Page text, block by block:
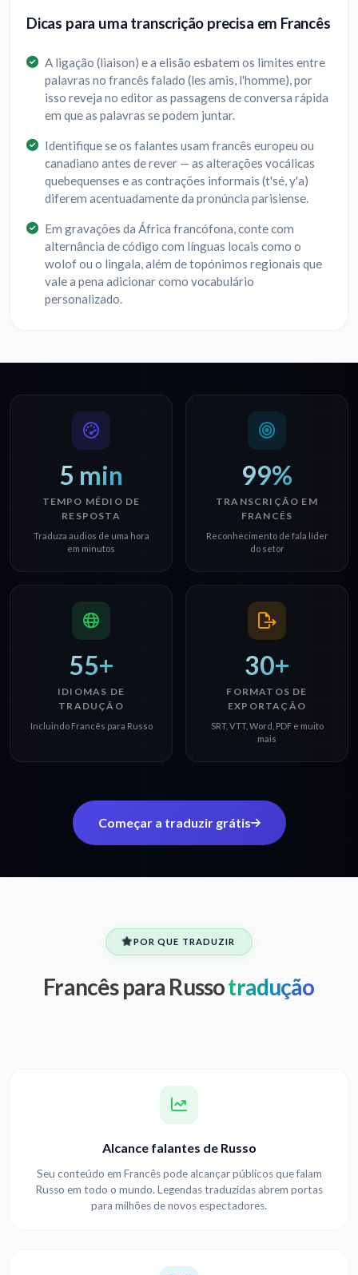
Dicas para uma transcrição precisa em Francês
A ligação (liaison) e a elisão esbatem os limites entre
palavras no francês falado (les amis, l'homme), por
isso reveja no editor as passagens de conversa rápida
em que as palavras se podem juntar.
Identifique se os falantes usam francês europeu ou
canadiano antes de rever — as alterações vocálicas
quebequenses e as contrações informais (t'sé, y'a)
diferem acentuadamente da pronúncia parisiense.
Em gravações da África francófona, conte com
alternância de código com línguas locais como o
wolof ou o lingala, além de topónimos regionais que
vale a pena adicionar como vocabulário
personalizado.
5 min
TEMPO MÉDIO DE
RESPOSTA
Traduza audios de uma hora
em minutos
99%
TRANSCRIÇÃO EM
FRANCÊS
Reconhecimento de fala líder
do setor
55+
IDIOMAS DE
TRADUÇÃO
Incluindo Francês para Russo
30+
FORMATOS DE
EXPORTAÇÃO
SRT, VTT, Word, PDF e muito
mais
Começar a traduzir grátis
POR QUE TRADUZIR
Francês para Russotradução
Alcance falantes de Russo
Seu conteúdo em Francês pode alcançar públicos que falam
Russo em todo o mundo. Legendas traduzidas abrem portas
para milhões de novos espectadores.